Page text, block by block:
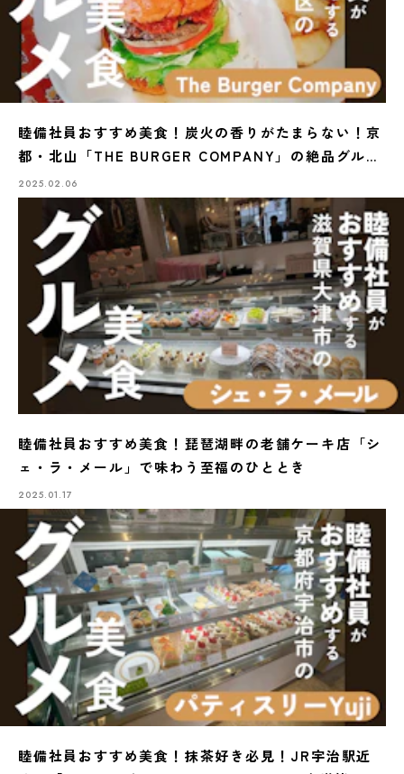
睦備社員おすすめ美食！炭火の香りがたまらない！京
都・北山「THE BURGER COMPANY」の絶品グルメ
バーガー
2025.02.06
睦備社員おすすめ美食！琵琶湖畔の老舗ケーキ店「シ
ェ・ラ・メール」で味わう至福のひととき
2025.01.17
睦備社員おすすめ美食！抹茶好き必見！JR宇治駅近